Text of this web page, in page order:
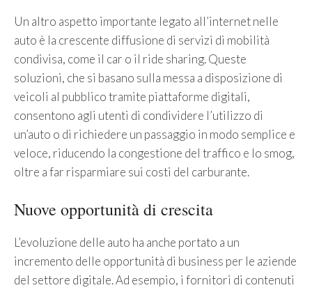
Un altro aspetto importante legato all’internet nelle
auto è la crescente diffusione di servizi di mobilità
condivisa, come il car o il ride sharing. Queste
soluzioni, che si basano sulla messa a disposizione di
veicoli al pubblico tramite piattaforme digitali,
consentono agli utenti di condividere l’utilizzo di
un’auto o di richiedere un passaggio in modo semplice e
veloce, riducendo la congestione del traffico e lo smog,
oltre a far risparmiare sui costi del carburante.
Nuove opportunità di crescita
L’evoluzione delle auto ha anche portato a un
incremento delle opportunità di business per le aziende
del settore digitale. Ad esempio, i fornitori di contenuti